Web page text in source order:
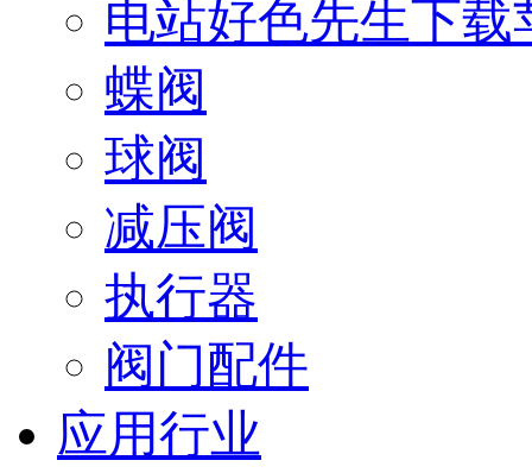
电站好色先生下
蝶阀
球阀
减压阀
执行器
阀门配件
应用行业